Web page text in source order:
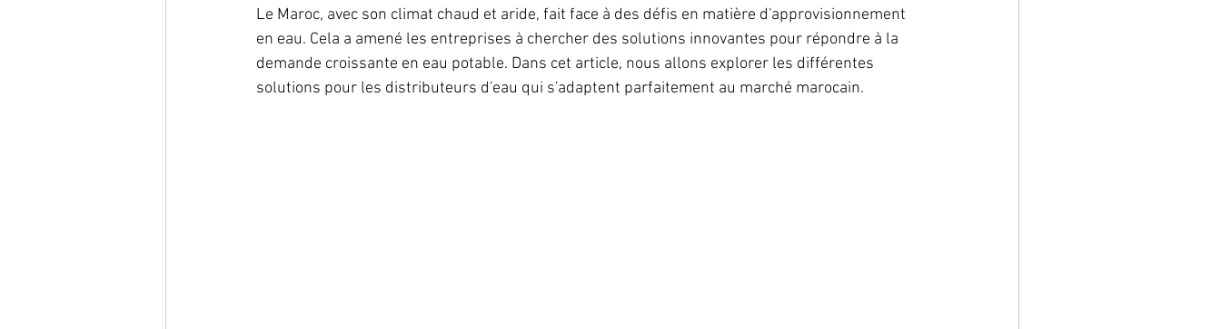
Le Maroc, avec son climat chaud et aride, fait face à des défis en matière d'approvisionnement
en eau. Cela a amené les entreprises à chercher des solutions innovantes pour répondre à la
demande croissante en eau potable. Dans cet article, nous allons explorer les différentes
solutions pour les distributeurs d'eau qui s'adaptent parfaitement au marché marocain.